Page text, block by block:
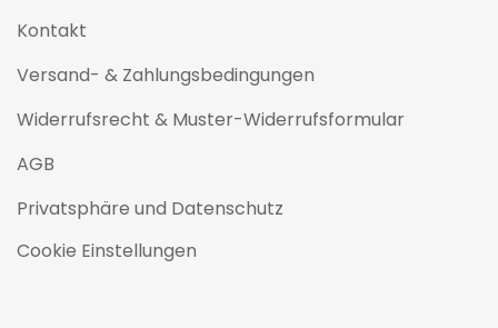
Kontakt
Versand- & Zahlungsbedingungen
Widerrufsrecht & Muster-Widerrufsformular
AGB
Privatsphäre und Datenschutz
Cookie Einstellungen